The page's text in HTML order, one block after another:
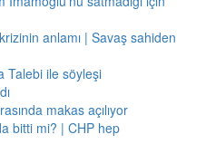
anlamı | Savaş sahiden
Talebi ile söyleşi
makas açılıyor
bitti mi? | CHP hep